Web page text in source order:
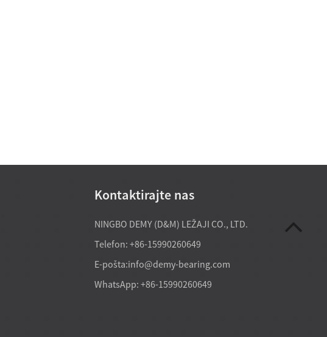
Kontaktirajte nas
NINGBO DEMY (D&M) LEŽAJI CO., LTD.
Telefon: +86-15990260649
E-pošta:info@demy-bearing.com
WhatsApp: +86-15990260649
dobavljamo neposredno iz tovarne, lahko
podpira potrebe po nakupu težkih tovornih
vozil, kadar cilj nabave ni le najnižja cena na
enoto, temveč stabilna nosilnost, ponovljiva
20. 7. 2026
Posebna oprema običajno
nestandardne ležaje po meri,
ni mogoče opremiti s kataloškimi
velikostmi, standardnimi prilegami
standardnimi nosilnostmi.